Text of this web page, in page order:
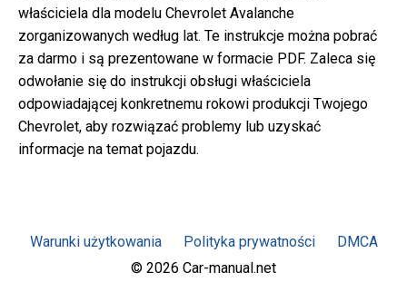
właściciela dla modelu Chevrolet Avalanche
zorganizowanych według lat. Te instrukcje można pobrać
za darmo i są prezentowane w formacie PDF. Zaleca się
odwołanie się do instrukcji obsługi właściciela
odpowiadającej konkretnemu rokowi produkcji Twojego
Chevrolet, aby rozwiązać problemy lub uzyskać
informacje na temat pojazdu.
Warunki użytkowania Polityka prywatności
DMCA
© 2026 Car-manual.net